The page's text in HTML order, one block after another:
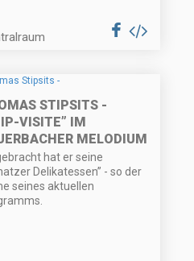
STIPSITS -
VISITE” IM
MELODIUM
hat er seine
Delikatessen” - so der
seines aktuellen